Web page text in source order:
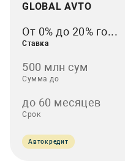
GLOBAL AVTO
От 0% до 20% го...
Ставка
500 млн сум
Сумма до
до 60 месяцев
Срок
Автокредит